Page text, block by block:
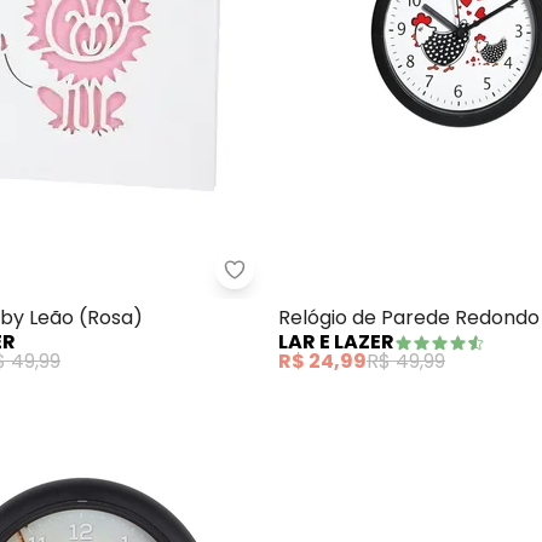
Baby Leão (Azul)
Lar e Lazer - Quadro Baby Leão
Leão (Rosa)
49,99
Relógio de Parede
LAR E LAZER
R$ 24,99R$ 49,99